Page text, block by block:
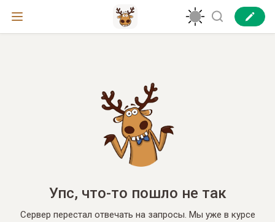
Упс, что-то пошло не так
Сервер перестал отвечать на запросы. Мы уже в курсе